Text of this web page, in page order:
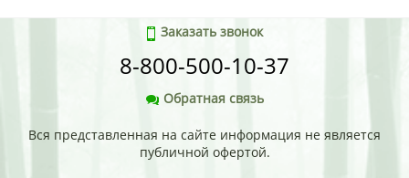
Заказать звонок
8-800-500-10-37
Обратная связь
Вся представленная на сайте информация не является
публичной офертой.